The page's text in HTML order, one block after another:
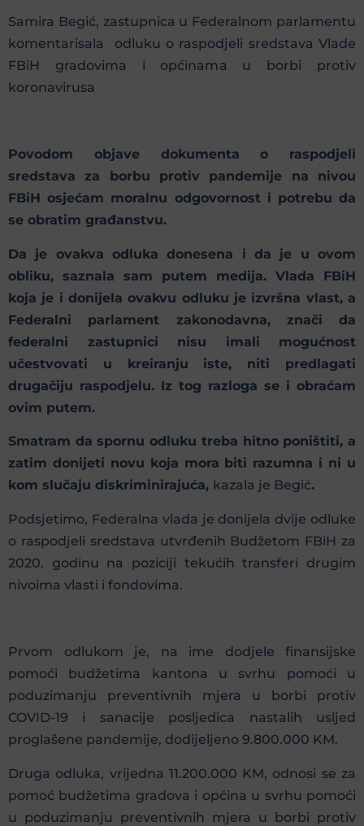
Samira Begić, zastupnica u Federalnom parlamentu
komentarisala odluku o raspodjeli sredstava Vlade
FBiH gradovima i općinama u borbi protiv
koronavirusa
Povodom objave dokumenta o raspodjeli
sredstava za borbu protiv pandemije na nivou
FBiH osjećam moralnu odgovornost i potrebu da
se obratim građanstvu.
Da je ovakva odluka donesena i da je u ovom
obliku, saznala sam putem medija. Vlada FBiH
koja je i donijela ovakvu odluku je izvršna vlast, a
Federalni parlament zakonodavna, znači da
federalni zastupnici nisu imali mogućnost
učestvovati u kreiranju iste, niti predlagati
drugačiju raspodjelu. Iz tog razloga se i obraćam
ovim putem.
Smatram da spornu odluku treba hitno poništiti, a
zatim donijeti novu koja mora biti razumna i ni u
kom slučaju diskriminirajuća, kazala je Begić.
Podsjetimo, Federalna vlada je donijela dvije odluke
o raspodjeli sredstava utvrđenih Budžetom FBiH za
2020. godinu na poziciji tekućih transferi drugim
nivoima vlasti i fondovima.
Prvom odlukom je, na ime dodjele finansijske
pomoći budžetima kantona u svrhu pomoći u
poduzimanju preventivnih mjera u borbi protiv
COVID-19 i sanacije posljedica nastalih usljed
proglašene pandemije, dodijeljeno 9.800.000 KM.
Druga odluka, vrijedna 11.200.000 KM, odnosi se za
pomoć budžetima gradova i općina u svrhu pomoći
u poduzimanju preventivnih mjera u borbi protiv